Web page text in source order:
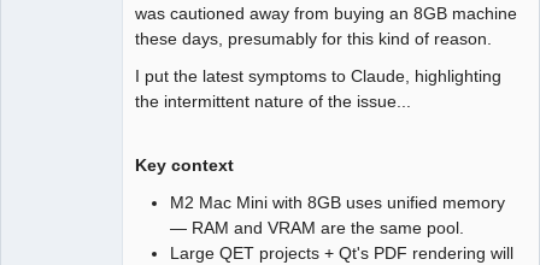
was cautioned away from buying an 8GB machine
these days, presumably for this kind of reason.
I put the latest symptoms to Claude, highlighting
the intermittent nature of the issue...
Key context
M2 Mac Mini with 8GB uses unified memory
— RAM and VRAM are the same pool.
Large QET projects + Qt's PDF rendering will